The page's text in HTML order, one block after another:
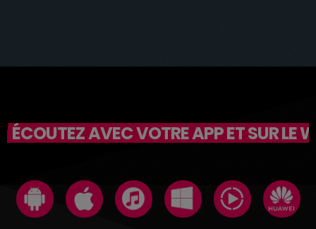
ÉCOUTEZ AVEC VOTRE APP ET SUR LE